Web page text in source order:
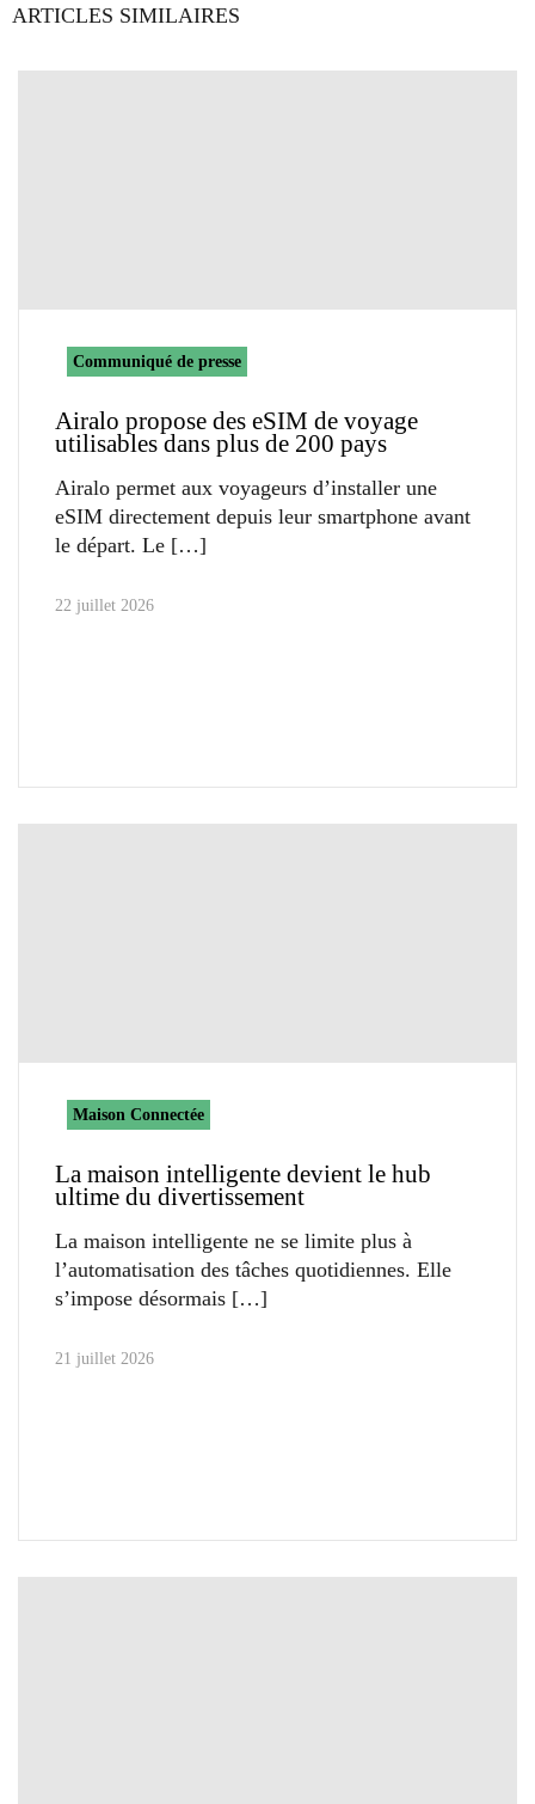
ARTICLES SIMILAIRES
Communiqué de presse
Airalo propose des eSIM de voyage
utilisables dans plus de 200 pays
Airalo permet aux voyageurs d’installer une
eSIM directement depuis leur smartphone avant
le départ. Le
22 juillet 2026
Maison Connectée
La maison intelligente devient le hub
ultime du divertissement
La maison intelligente ne se limite plus à
l’automatisation des tâches quotidiennes. Elle
s’impose désormais
21 juillet 2026